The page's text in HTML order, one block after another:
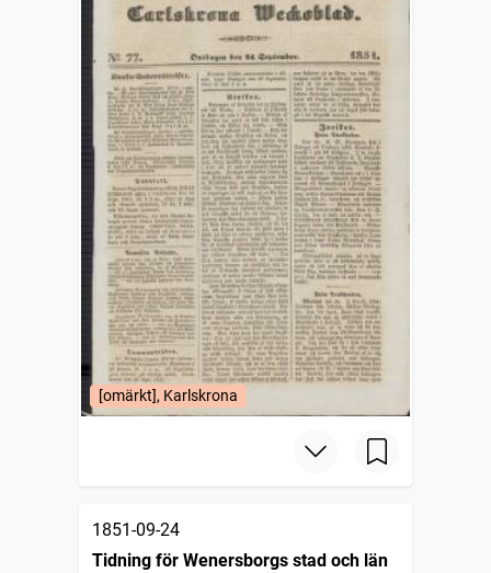
[omärkt], Karlskrona
1851-09-24
Tidning för Wenersborgs stad och län